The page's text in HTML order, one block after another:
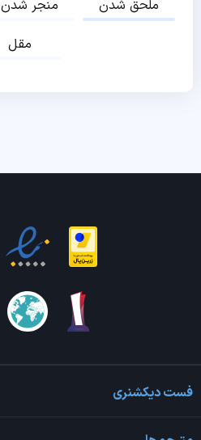
منجر شدن
ملحق شدن
مقل
فست دیکشنری